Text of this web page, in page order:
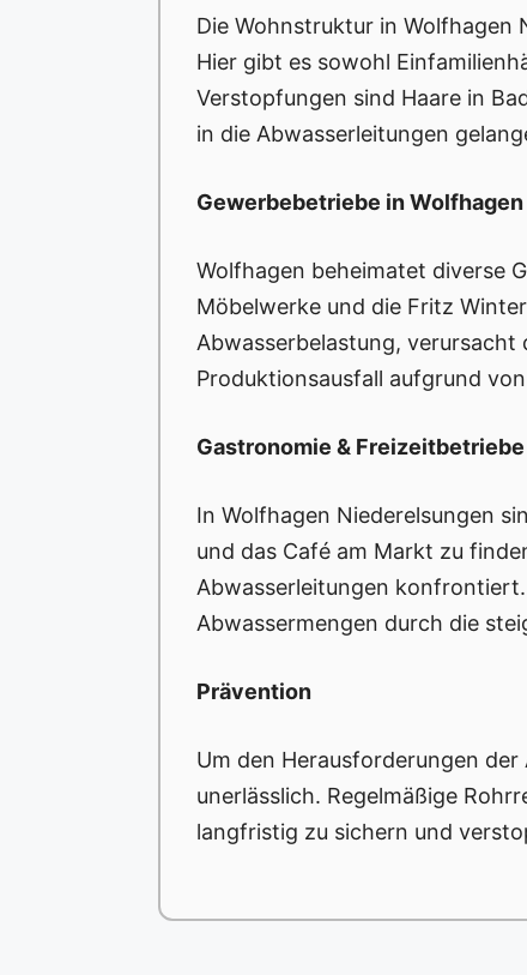
Die Wohnstruktur in Wolfhagen
Hier gibt es sowohl
Verstopfungen sind Haare in
in die Abwasserleitungen
Gewerbebetriebe in Wolfhagen
Wolfhagen beheimatet diverse
Möbelwerke und die Fritz
Abwasserbelastung,
Produktionsausfall aufgrund
Gastronomie & Freizeitbetriebe
In Wolfhagen Niederelsungen
und das Café am Markt zu
Abwasserleitungen
Abwassermengen durch die
Prävention
Um den Herausforderungen
unerlässlich. Regelmäßige
langfristig zu sichern und